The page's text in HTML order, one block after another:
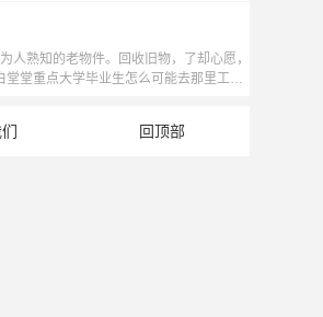
人熟知的老物件。回收旧物，了却心愿，
堂重点大学毕业生怎么可能去那里工
回顶部